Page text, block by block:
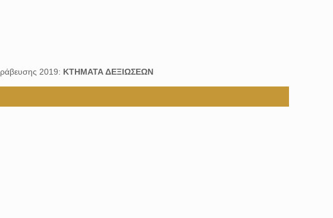
2019: ΚΤΗΜΑΤΑ ΔΕΞΙΩΣΕΩΝ